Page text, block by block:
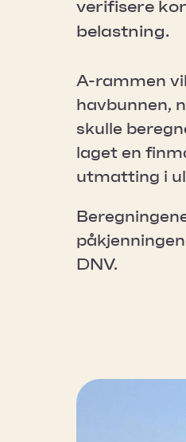
verifisere
belastning.
A-rammen
havbunnen,
skulle
laget en
utmatting i
DNV.